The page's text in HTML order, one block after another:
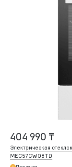
404 990 ₸
Электрическая
MEC57CW08TD